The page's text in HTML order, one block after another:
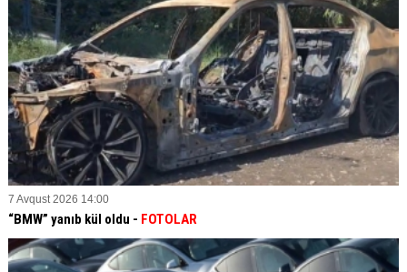
7 Avqust 2026 14:00
“BMW” yanıb kül oldu - FOTOLAR